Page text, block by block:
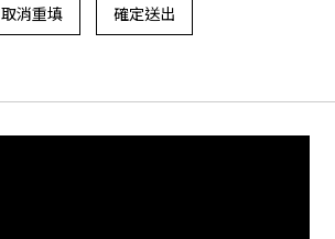
取消重填 確定送出